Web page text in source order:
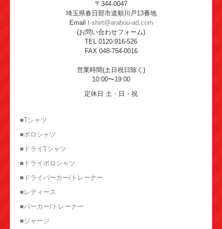
〒344-0047
埼玉県春日部市道順川戸13番地
Email t-shirt@arabou-ad.com
(お問い合わせフォーム)
TEL 0120-916-526
FAX 048-754-0016
営業時間(土日祝日除く)
10:00〜19:00
定休日 土・日・祝
■Tシャツ
■ポロシャツ
■ドライTシャツ
■ドライポロシャツ
■ドライパーカー/トレーナー
■レディース
■パーカー/トレーナー
■ジャージ